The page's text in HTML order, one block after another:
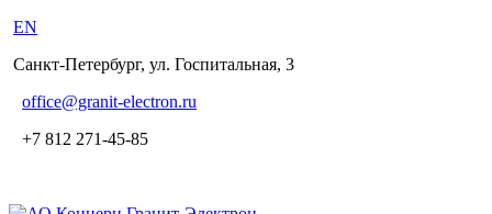
EN
Санкт-Петербург, ул. Госпитальная, 3
office@granit-electron.ru
+7 812 271-45-85